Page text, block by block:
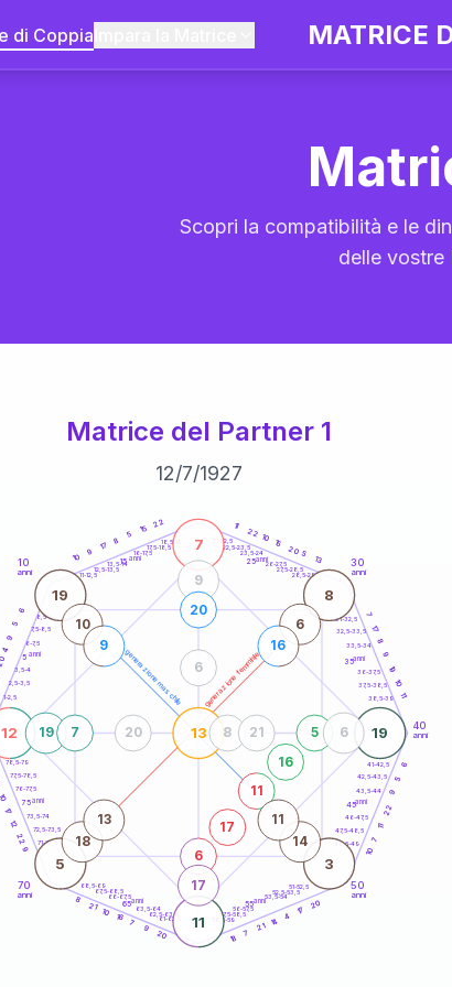
di Coppia MATRICE
Scopri la compatibilità e le
delle vostre
Matrice del Partner 1
12/7/1927
generazione maschile generazione femminile
10
anni
30
anni
40
anni
50
anni
70
anni
1-2,5
2,5-3,5
3,5-4
6-7,5
7,5-8,5
8,5-9
11-12,5
12,5-13,5
13,5-14
16-17,5
17,5-18,5
18,5-19
21-22,5
22,5-23,5
23,5-24
26-27,5
27,5-28,5
28,5-29
31-32,5
32,5-33,5
33,5-34
36-37,5
37,5-38,5
38,5-39
41-42,5
42,5-43,5
43,5-44
46-47,5
47,5-48,5
48,5-49
51-52,5
52,5-53,5
53,5-54
56-57,5
57,5-58,5
58,5-59
61-62,5
62,5-63,5
63,5-64
66-67,5
67,5-68,5
68,5-69
71-72,5
72,5-73,5
73,5-74
76-77,5
77,5-78,5
78,5-79
4
9
5
6
10
9
17
8
5
15
22 11
22 10
15
20 5
13
7
17
8
9
19
10
11
6
5
9
22
11
7
10
20
17
4
14
21
7
18
20
9
7
16
10
21
8
9
22
12
17
10
12
7
19
11
13
19 8
5 3
6
17
11
16
5
19
9
6
17
7
20
8 21
20
6
10
9
6
16
18
13
14
11
5 anni
15 anni 25anni
35anni
45anni
55anni
65anni
75anni